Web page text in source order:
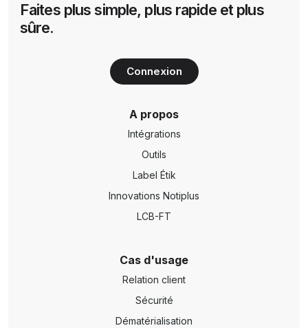
Faites plus simple, plus rapide et plus
sûre.
Connexion
A propos
Intégrations
Outils
Label Étik
Innovations Notiplus
LCB-FT
Cas d'usage
Relation client
Sécurité
Dématérialisation